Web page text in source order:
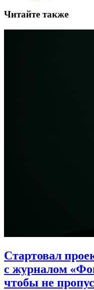
Читайте также
Cтартовал
с журналом
чтобы не